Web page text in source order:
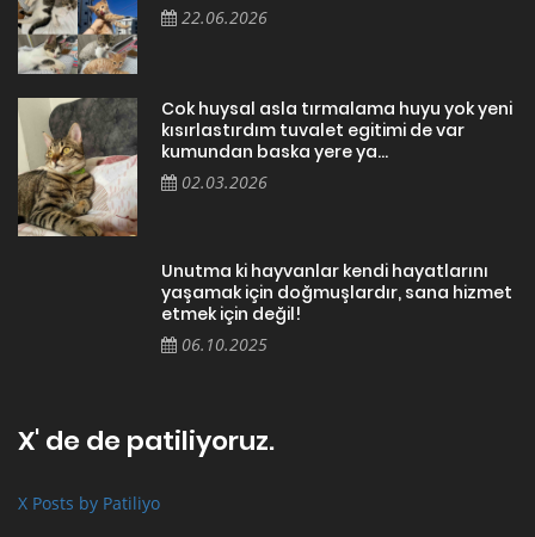
22.06.2026
Cok huysal asla tırmalama huyu yok yeni
kısırlastırdım tuvalet egitimi de var
kumundan baska yere ya...
02.03.2026
Unutma ki hayvanlar kendi hayatlarını
yaşamak için doğmuşlardır, sana hizmet
etmek için değil!
06.10.2025
X' de de patiliyoruz.
X Posts by Patiliyo